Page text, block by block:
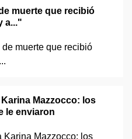
muerte que recibió
a..."
Mazzocco: los
le enviaron